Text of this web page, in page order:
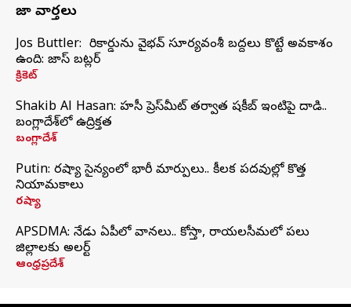
తాజా వార్తలు
Jos Buttler: నా రికార్డును వైభవ్ సూర్యవంశీ బద్దలు కొట్టే అవకాశం
ఉంది: జాస్ బట్లర్
క్రికెట్
Shakib Al Hasan: హసీనా ప్రెస్‌మీట్‌ తర్వాత షకీబ్‌ ఇంటిపై దాడి..
బంగ్లాదేశ్‌లో ఉద్రిక్తత
బంగ్లాదేశ్
Putin: రష్యా సైన్యంలో భారీ మార్పులు.. కీలక పదవుల్లో కొత్త
నియామకాలు
రష్యా
APSDMA: నేడు ఏపీలో వానలు.. కోస్తా, రాయలసీమలో పలు
జిల్లాలకు అలర్ట్
ఆంధ్రప్రదేశ్